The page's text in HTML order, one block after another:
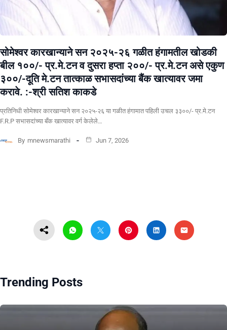
सोमेश्वर कारखान्याने सन २०२५-२६ गळीत हंगामतील खोडकी
बील १००/- प्र.मे.टन व दुसरा हप्ता २००/- प्र.मे.टन असे एकुण
३००/-दूति मे.टन तात्काळ सभासदांच्या बैंक खात्यावर जमा
करावे. :-श्री सतिश काकडे
प्रतिनिधी सोमेश्वर कारखान्याने सन २०२५-२६ या गळीत हंगामात पहिली उचल ३३००/- प्र.मे.टन
F.R.P सभासदांच्या बँक खात्यावर वर्ग केलेले…
By mnewsmarathi Jun 7, 2026
Trending Posts